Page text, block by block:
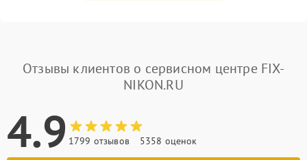
Отзывы клиентов о сервисном центре FIX-
NIKON.RU
4.9 1799 отзывов 5358 оценок